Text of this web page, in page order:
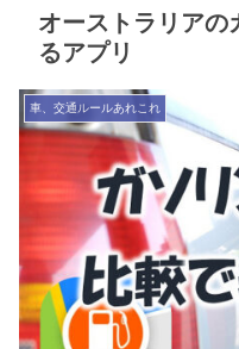
オーストラリアの
るアプリ
車、交通ルールあれこれ